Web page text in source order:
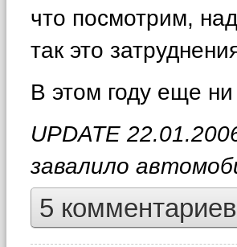
что посмотрим,
так это
В этом году еще
UPDATE
завалило
5 комментариев